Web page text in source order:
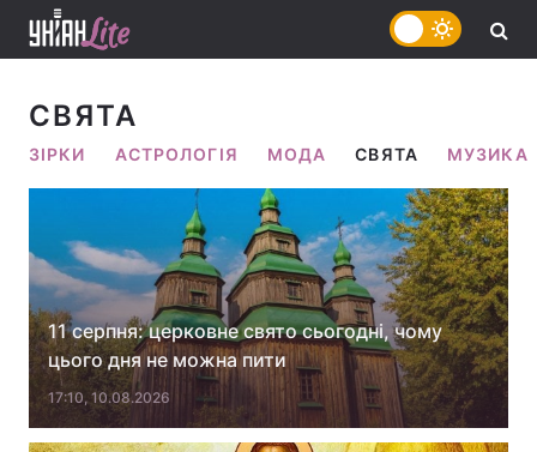
СВЯТА
ЗІРКИ АСТРОЛОГІЯ МОДА СВЯТА МУЗИКА
11 серпня: церковне свято сьогодні, чому
цього дня не можна пити
17:10, 10.08.2026